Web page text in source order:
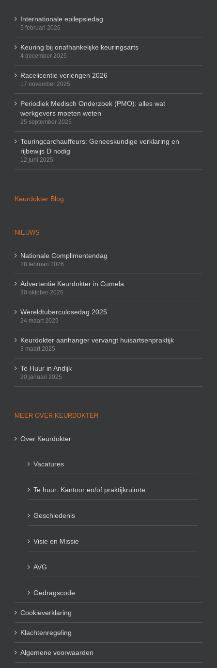
Internationale epilepsiedag
5 februari 2026
Keuring bij onafhankelijke keuringsarts
4 december 2025
Racelicentie verlengen 2026
17 november 2025
Periodiek Medisch Onderzoek (PMO): alles wat
werkgevers moeten weten
25 september 2025
Touringcarchauffeurs: Geneeskundige verklaring en
rijbewijs D nodig
12 juni 2025
Keurdokter Blog
NIEUWS
Nationale Complimentendag
28 februari 2026
Advertentie Keurdokter in Cumela
30 oktober 2025
Wereldtuberculosedag 2025
24 maart 2025
Keurdokter aanhanger vervangt huisartsenpraktijk
3 maart 2025
Te Huur in Andijk
20 januari 2025
MEER OVER KEURDOKTER
Over Keurdokter
Vacatures
Te huur: Kantoor en/of praktijkruimte
Geschiedenis
Visie en Missie
AVG
Gedragscode
Cookieverklaring
Klachtenregeling
Algemene voorwaarden